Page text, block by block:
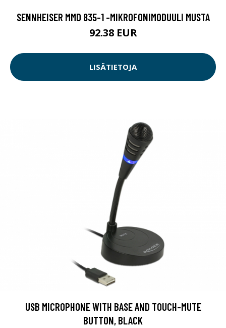
SENNHEISER MMD 835-1 -MIKROFONIMODUULI MUSTA
92.38 EUR
LISÄTIETOJA
USB MICROPHONE WITH BASE AND TOUCH-MUTE
BUTTON, BLACK